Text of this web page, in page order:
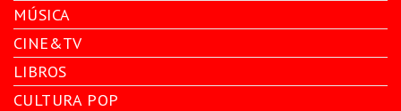
MÚSICA
CINE&TV
LIBROS
CULTURA POP